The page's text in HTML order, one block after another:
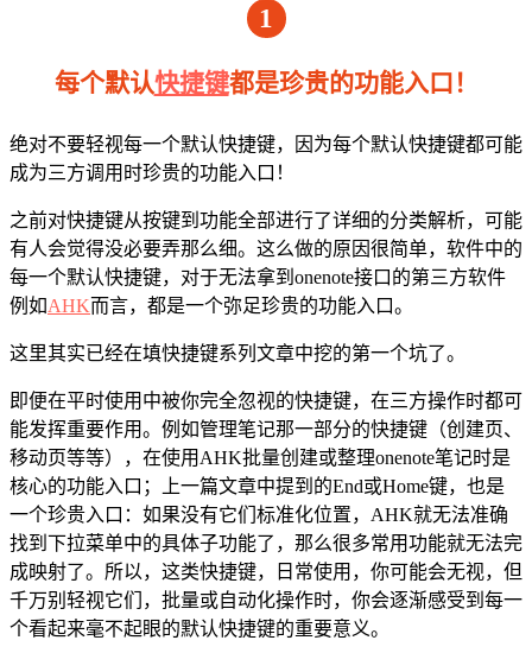
1
每个默认快捷键都是珍贵的功能入口！
绝对不要轻视每一个默认快捷键，因为每个默认快捷键都可能
成为三方调用时珍贵的功能入口！
之前对快捷键从按键到功能全部进行了详细的分类解析，可能
有人会觉得没必要弄那么细。这么做的原因很简单，软件中的
每一个默认快捷键，对于无法拿到onenote接口的第三方软件
例如AHK而言，都是一个弥足珍贵的功能入口。
这里其实已经在填快捷键系列文章中挖的第一个坑了。
即便在平时使用中被你完全忽视的快捷键，在三方操作时都可
能发挥重要作用。例如管理笔记那一部分的快捷键（创建页、
移动页等等），在使用AHK批量创建或整理onenote笔记时是
核心的功能入口；上一篇文章中提到的End或Home键，也是
一个珍贵入口：如果没有它们标准化位置，AHK就无法准确
找到下拉菜单中的具体子功能了，那么很多常用功能就无法完
成映射了。所以，这类快捷键，日常使用，你可能会无视，但
千万别轻视它们，批量或自动化操作时，你会逐渐感受到每一
个看起来毫不起眼的默认快捷键的重要意义。